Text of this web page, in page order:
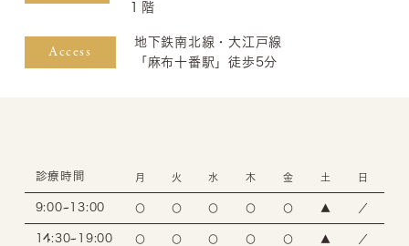
１階
Access
地下鉄南北線・大江戸線
「麻布十番駅」徒歩5分
診療時間 月 火 水 木 金 土 日
9:00~13:00 〇 〇 〇 〇 〇 ▲ ／
14:30~19:00 〇 〇 〇 〇 〇 ▲ ／